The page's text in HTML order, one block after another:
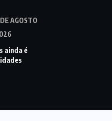
AGOSTO
ainda é